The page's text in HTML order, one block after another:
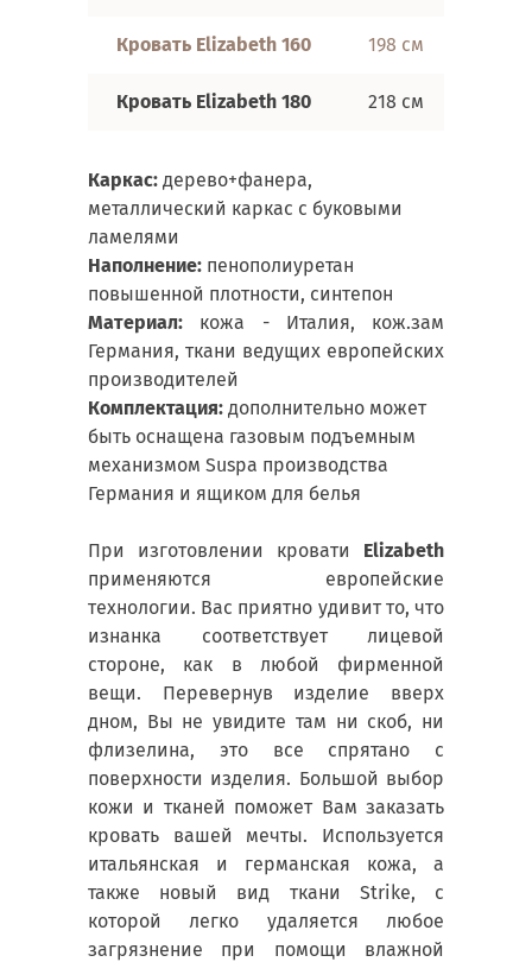
Кровать Elizabeth 160 198 см
Кровать Elizabeth 180 218 см
Каркас: дерево+фанера,
металлический каркас с буковыми
ламелями
Наполнение: пенополиуретан
повышенной плотности, синтепон
Материал: кожа - Италия, кож.зам
Германия, ткани ведущих европейских
производителей
Комплектация: дополнительно может
быть оснащена газовым подъемным
механизмом Suspa производства
Германия и ящиком для белья
При изготовлении кровати Elizabeth
применяются европейские
технологии. Вас приятно удивит то, что
изнанка соответствует лицевой
стороне, как в любой фирменной
вещи. Перевернув изделие вверх
дном, Вы не увидите там ни скоб, ни
флизелина, это все спрятано с
поверхности изделия. Большой выбор
кожи и тканей поможет Вам заказать
кровать вашей мечты. Используется
итальянская и германская кожа, а
также новый вид ткани Strike, с
которой легко удаляется любое
загрязнение при помощи влажной